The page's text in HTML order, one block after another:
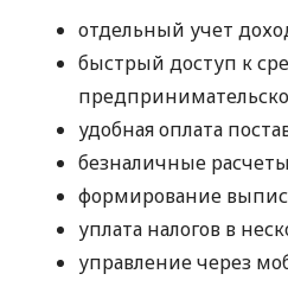
отдельный учет
быстрый доступ к
удобная оплата
безналичные
формирование
уплата налогов в
управление через